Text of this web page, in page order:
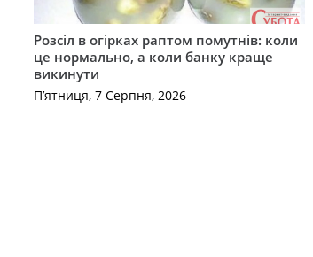
Розсіл в огірках раптом помутнів: коли
це нормально, а коли банку краще
викинути
П’ятниця, 7 Серпня, 2026